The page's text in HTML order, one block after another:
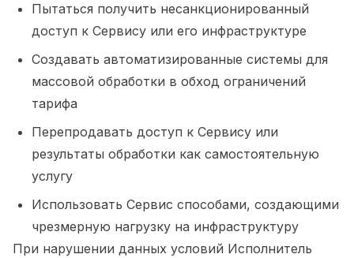
Пытаться получить несанкционированный
доступ к Сервису или его инфраструктуре
Создавать автоматизированные системы для
массовой обработки в обход ограничений
тарифа
Перепродавать доступ к Сервису или
результаты обработки как самостоятельную
услугу
Использовать Сервис способами, создающими
чрезмерную нагрузку на инфраструктуру
При нарушении данных условий Исполнитель